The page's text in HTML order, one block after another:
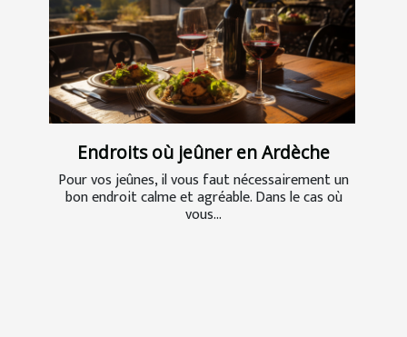
Endroits où jeûner en Ardèche
Pour vos jeûnes, il vous faut nécessairement un
bon endroit calme et agréable. Dans le cas où
vous...